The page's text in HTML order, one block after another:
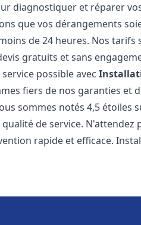
diagnostiquer et réparer
que vos dérangements
de 24 heures. Nos
gratuits et sans
possible avec
fiers de nos garanties et
sommes notés 4,5 étoiles
de service. N'attendez
rapide et efficace.